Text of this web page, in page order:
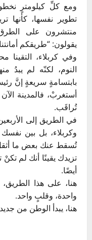
ومع كلِّ كيلومترٍ
تطوير نفسها، كأنها
منتشرون على
يقولون: “طريقكم
وفي كربلاء،
النوم، لكنّه لم يبدُ
بابتسامةٍ سريعةٍ إنَّ
أستغربْ، فالمدينة
تُراقَب.
في الطريق إلى
وكربلاء، بل بين
تُسقط عنك بعض ما
تزيدك يقينًا أنك لم
أيضًا.
هنا، على هذا
واحدة، وقلبٍ واحد.
هنا، يبدأ الوطن من